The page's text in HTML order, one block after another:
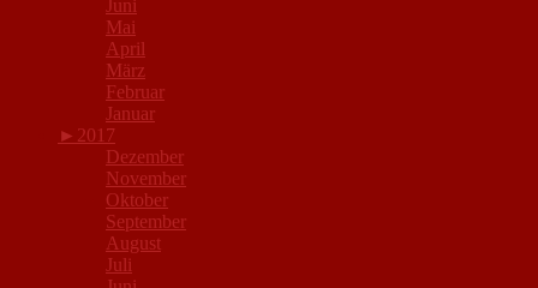
Juni
Mai
April
März
Februar
Januar
► 2017
Dezember
November
Oktober
September
August
Juli